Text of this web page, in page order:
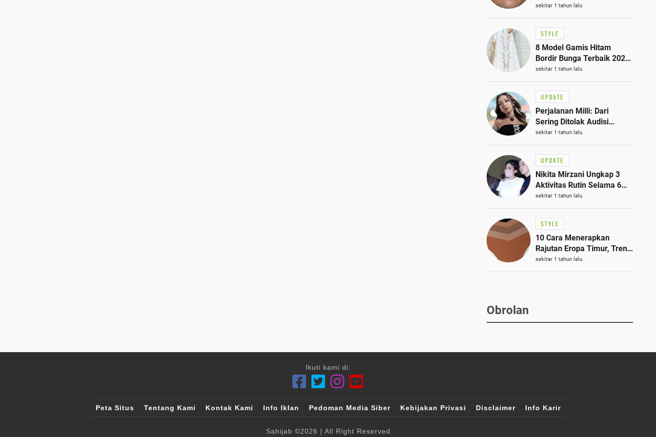
Bisa Jadi Inspirasi
Fashionmu
sekitar 1 tahun lalu
STYLE
8 Model Gamis Hitam
Bordir Bunga Terbaik 2025,
Stylish untuk Hangout
hingga Acara Semi-Formal
sekitar 1 tahun lalu
UPDATE
Perjalanan Milli: Dari
Sering Ditolak Audisi
hingga Menjadi Rapper Top
10 Thailand
sekitar 1 tahun lalu
UPDATE
Nikita Mirzani Ungkap 3
Aktivitas Rutin Selama 6
Bulan di Rutan Pondok
Bambu, Terungkap!
sekitar 1 tahun lalu
STYLE
10 Cara Menerapkan
Rajutan Eropa Timur, Tren
Mode Terbaik dan Paling
Dicari 2023
sekitar 1 tahun lalu
Obrolan
Ikuti kami di:
Peta Situs Tentang Kami Kontak Kami Info Iklan Pedoman Media Siber Kebijakan Privasi Disclaimer Info Karir
Sahijab ©2026 | All Right Reserved